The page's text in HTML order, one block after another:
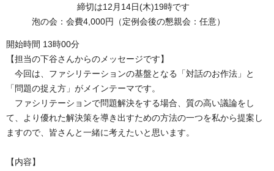
締切は12月14日(木)19時です
泡の会：会費4,000円（定例会後の懇親会：任意）
開始時間 13時00分
【担当の下谷さんからのメッセージです】
今回は、ファシリテーションの基盤となる「対話のお作法」と
「問題の捉え方」がメインテーマです。
ファシリテーションで問題解決をする場合、質の高い議論をし
て、より優れた解決策を導き出すための方法の一つを私から提案し
ますので、皆さんと一緒に考えたいと思います。
【内容】